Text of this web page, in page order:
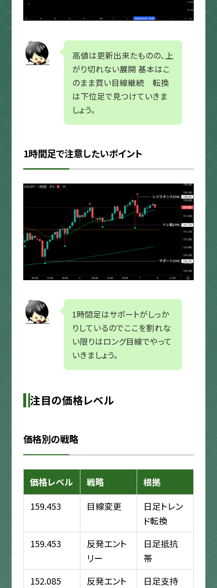
高値は更新出来たものの、上
がり切れない展開 基本はこ
のまま買い目線継続 転換
は下位足で見つけていきま
しょう。
1時間足で注意したいポイント
1時間足はサポートがしっか
りしているのでここを割れな
い限りはロング目線でやって
いきましょう。
注目の価格レベル
価格別の戦略
価格レベル 戦略
根拠
159.453
目線変更
日足トレン
ド転換
159.453
反発エント
リー
日足抵抗
帯
152.085
反発エント
日足支持